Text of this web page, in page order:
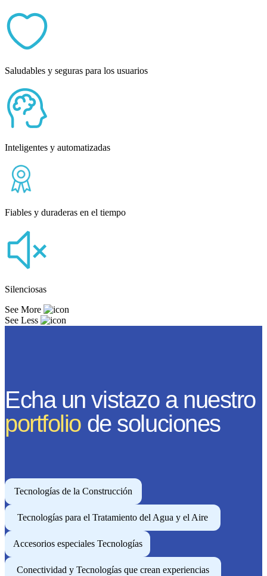
Saludables y seguras para los usuarios
Inteligentes y automatizadas
Fiables y duraderas en el tiempo
Silenciosas
See More
See Less
Echa un vistazo a nuestro
portfolio de soluciones
Tecnologías de la Construcción
Tecnologías para el Tratamiento del Agua y el Aire
Accesorios especiales Tecnologías
Conectividad y Tecnologías que crean experiencias